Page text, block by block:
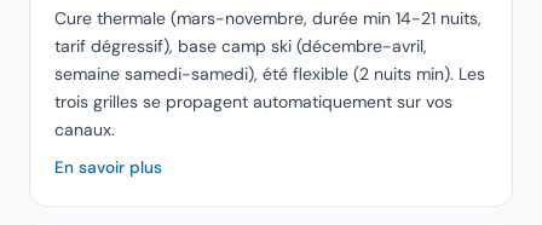
Cure thermale (mars-novembre, durée min 14-21 nuits,
tarif dégressif), base camp ski (décembre-avril,
semaine samedi-samedi), été flexible (2 nuits min). Les
trois grilles se propagent automatiquement sur vos
canaux.
En savoir plus